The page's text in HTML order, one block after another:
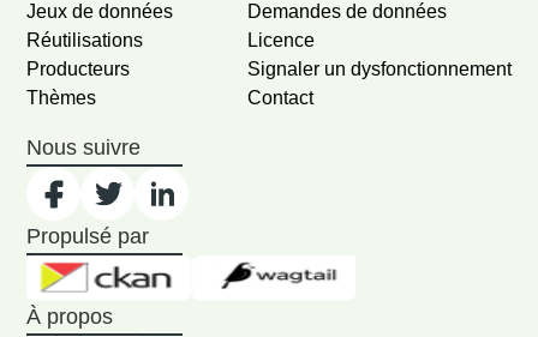
Jeux de données
Réutilisations
Producteurs
Thèmes
Demandes de données
Licence
Signaler un dysfonctionnement
Contact
Nous suivre
Propulsé par
À propos